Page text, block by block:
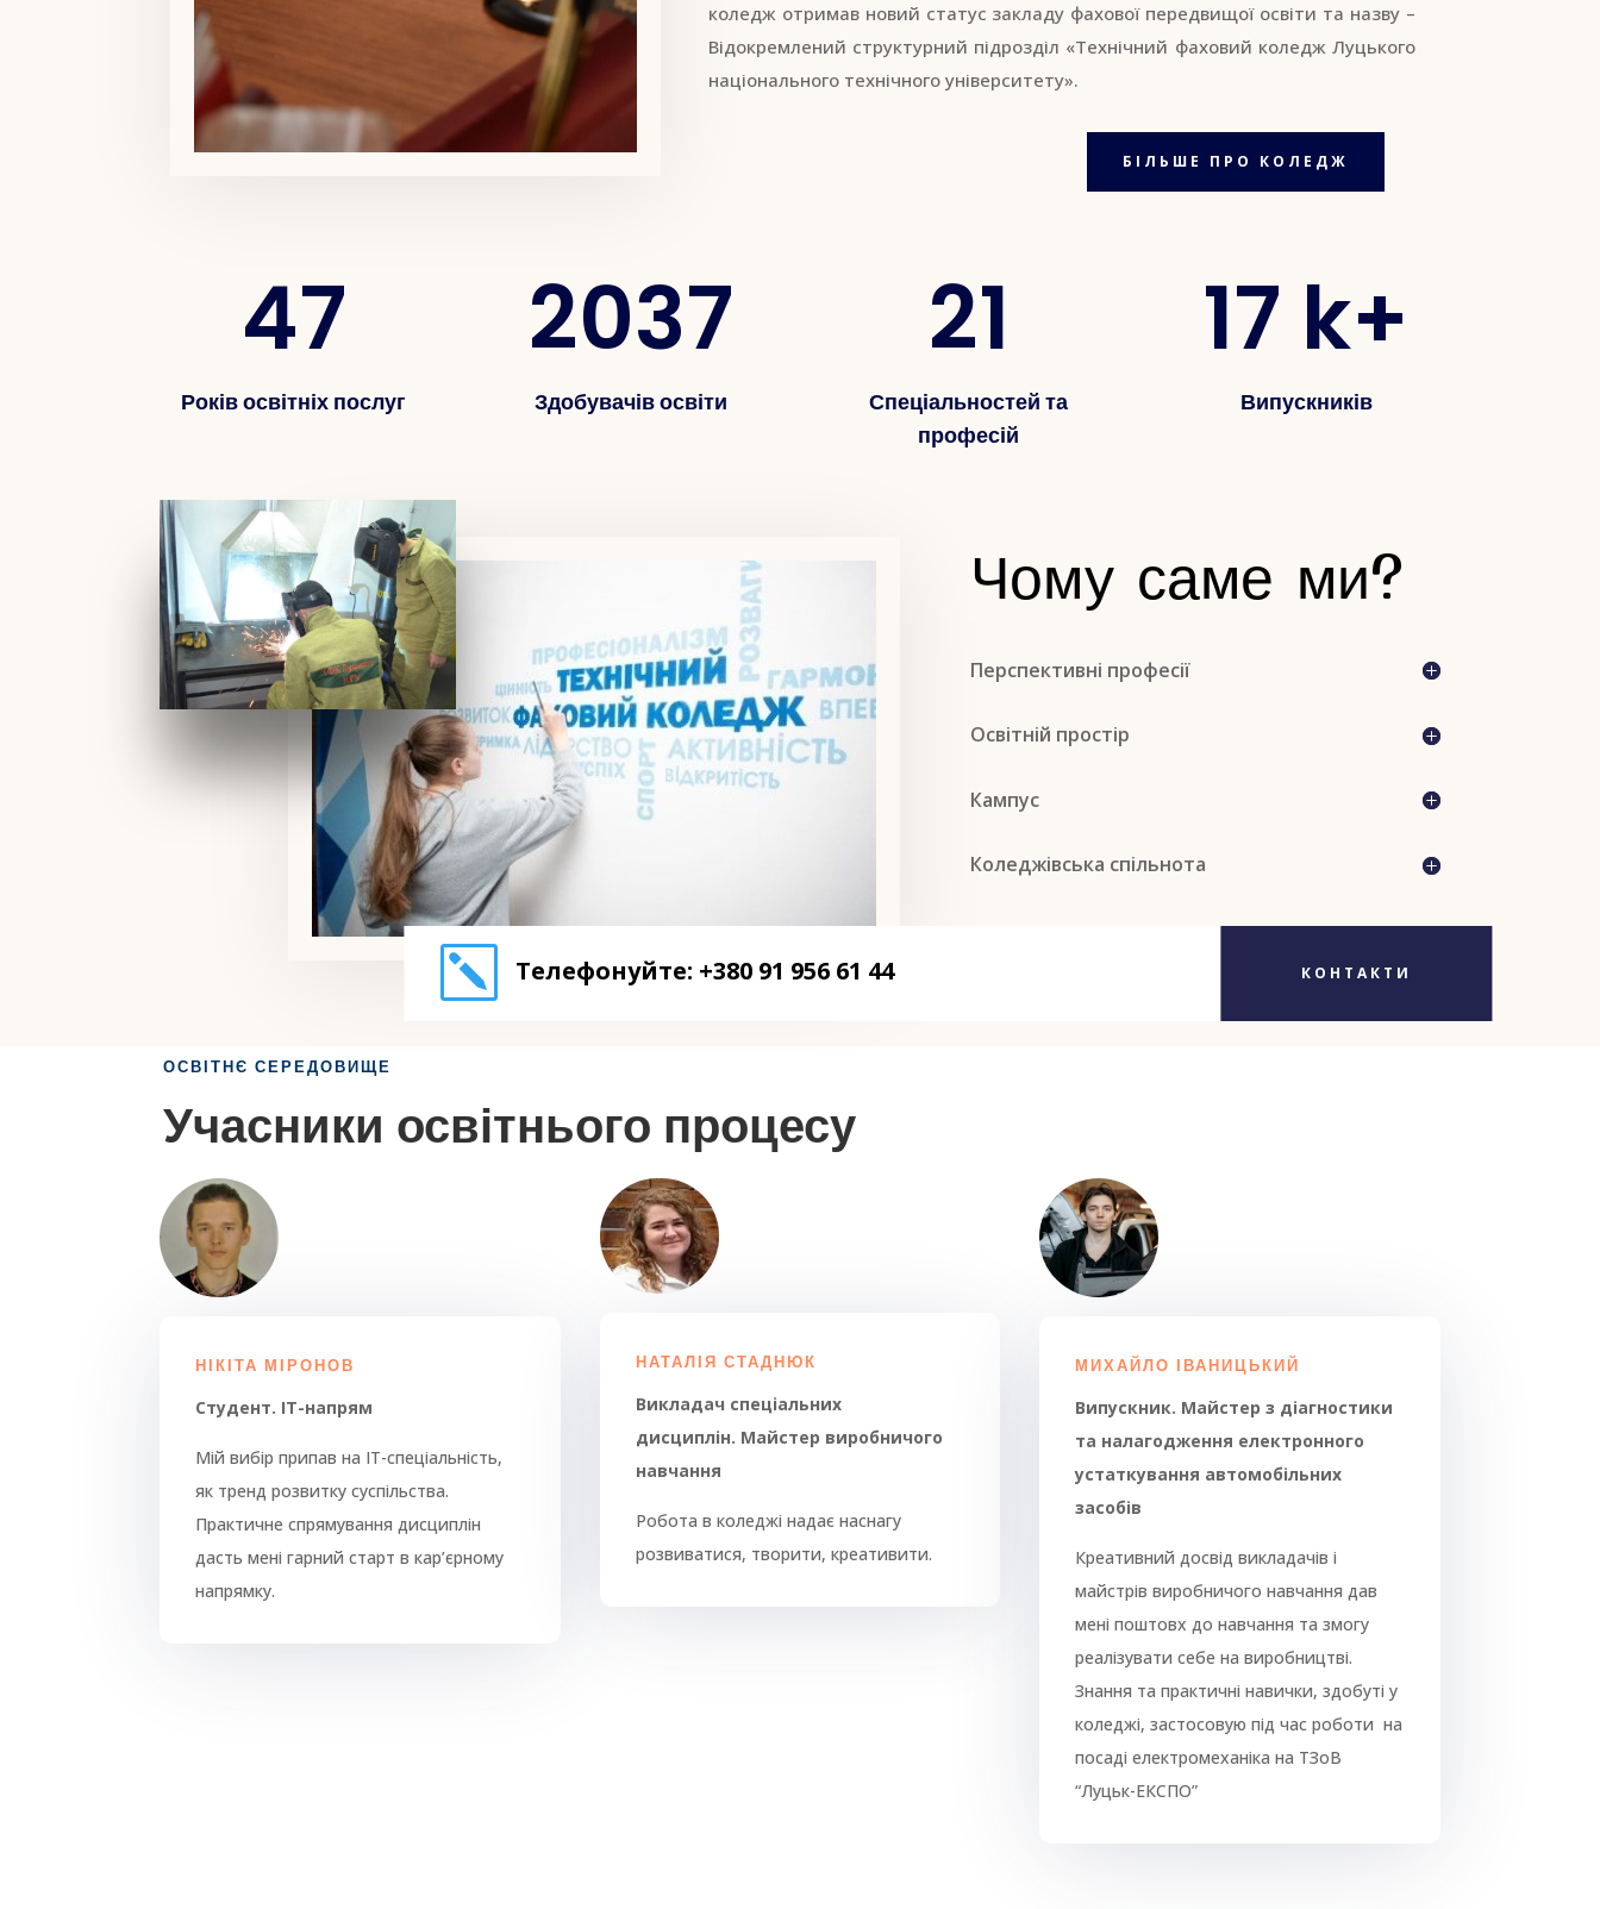
коледж отримав новий статус закладу фахової передвищої освіти та назву –
Відокремлений структурний підрозділ «Технічний фаховий коледж Луцького
національного технічного університету».
БІЛЬШЕ ПРО КОЛЕДЖ
47
Років освітніх послуг
2037
Здобувачів освіти
21
Спеціальностей та
професій
17 k+
Випускників
Чому саме ми?
Перспективні професії
Освітній простір
Кампус
Коледжівська спільнота
k Телефонуйте: +380 91 956 61 44 КОНТАКТИ
ОСВІТНЄ СЕРЕДОВИЩЕ
Учасники освітнього процесу
НІКІТА МІРОНОВ
Студент. ІТ-напрям
Мій вибір припав на ІТ-спеціальність,
як тренд розвитку суспільства.
Практичне спрямування дисциплін
дасть мені гарний старт в кар’єрному
напрямку.
НАТАЛІЯ СТАДНЮК
Викладач спеціальних
дисциплін. Майстер виробничого
навчання
Робота в коледжі надає наснагу
розвиватися, творити, креативити.
МИХАЙЛО ІВАНИЦЬКИЙ
Випускник. Майстер з діагностики
та налагодження електронного
устаткування автомобільних
засобів
Креативний досвід викладачів і
майстрів виробничого навчання дав
мені поштовх до навчання та змогу
реалізувати себе на виробництві.
Знання та практичні навички, здобуті у
коледжі, застосовую під час роботи на
посаді електромеханіка на ТЗоВ
“Луцьк-ЕКСПО”